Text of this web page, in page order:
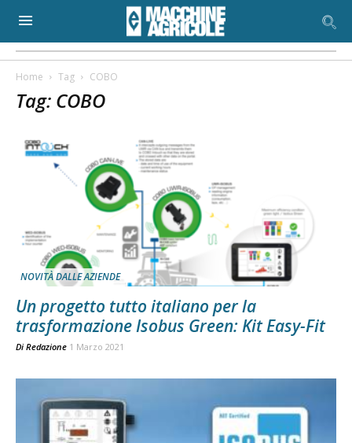
Home Tag COBO
Tag: COBO
NOVITÀ DALLE AZIENDE
Un progetto tutto italiano per la
trasformazione Isobus Green: Kit Easy-Fit
Di Redazione 1 Marzo 2021